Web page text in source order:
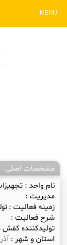
MENU
مشخصات اصلی
نام واحد :
مدیریت :
زمینه فعالیت :
شرح فعالیت :
تولیدکننده
استان و شهر :